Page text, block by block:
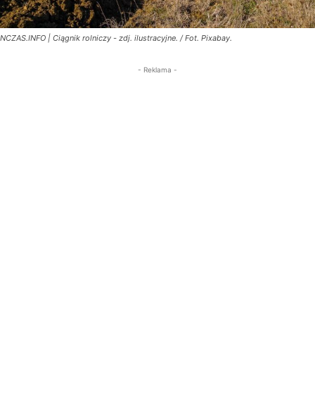
NCZAS.INFO | Ciągnik rolniczy - zdj. ilustracyjne. / Fot. Pixabay.
- Reklama -